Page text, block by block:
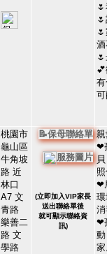
桃園市
龜山區
牛角坡
路 近
林口
A7 文
青路
樂善二
路 文
學路
📝保母聯絡單
服務圖片
(立即加入VIP家長
送出聯絡單後
就可顯示聯絡資
訊)
❤
❤
❤